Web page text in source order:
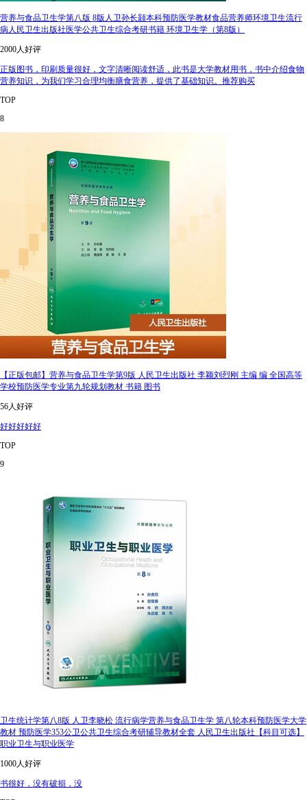
营养与食品卫生学第八版 8版人卫孙长颢本科预防医学教材食品营养师环境卫生流行
病人民卫生出版社医学公共卫生综合考研书籍 环境卫生学（第8版）
2000人好评
正版图书，印刷质量很好，文字清晰阅读舒适，此书是大学教材用书，书中介绍食物
营养知识，为我们学习合理均衡膳食营养，提供了基础知识。推荐购买
TOP
8
【正版包邮】营养与食品卫生学第9版 人民卫生出版社 李颖刘烈刚 主编 编 全国高等
学校预防医学专业第九轮规划教材 书籍 图书
56人好评
好好好好好
TOP
9
卫生统计学第八8版 人卫李晓松 流行病学营养与食品卫生学 第八轮本科预防医学大学
教材 预防医学353公卫公共卫生综合考研辅导教材全套 人民卫生出版社【科目可选】
职业卫生与职业医学
1000人好评
书很好，没有破损，没